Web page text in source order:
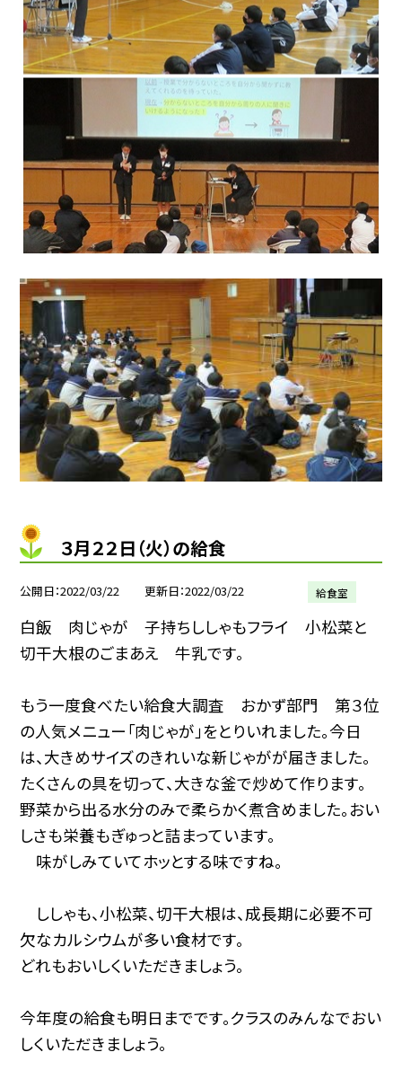
３月２２日（火）の給食
公開日 2022/03/22 更新日 2022/03/22 給食室
白飯 肉じゃが 子持ちししゃもフライ 小松菜と
切干大根のごまあえ 牛乳です。
もう一度食べたい給食大調査 おかず部門 第３位
の人気メニュー「肉じゃが」をとりいれました。今日
は、大きめサイズのきれいな新じゃがが届きました。
たくさんの具を切って、大きな釜で炒めて作ります。
野菜から出る水分のみで柔らかく煮含めました。おい
しさも栄養もぎゅっと詰まっています。
味がしみていてホッとする味ですね。
ししゃも、小松菜、切干大根は、成長期に必要不可
欠なカルシウムが多い食材です。
どれもおいしくいただきましょう。
今年度の給食も明日までです。クラスのみんなでおい
しくいただきましょう。